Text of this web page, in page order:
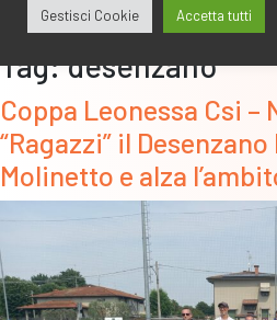
Tag:desenzano
Coppa Leonessa Csi –
“Ragazzi” il
Molinetto e alza
Gestisci Cookie Accetta tutti